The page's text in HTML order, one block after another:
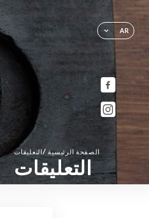
AR
الصفحة الرئيسية / التعليقات
التعليقات